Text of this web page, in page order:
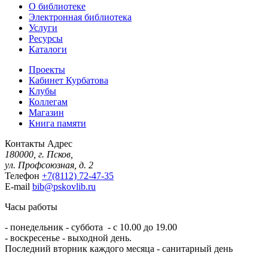
О библиотеке
Электронная библиотека
Услуги
Ресурсы
Каталоги
Проекты
Кабинет Курбатова
Клубы
Коллегам
Магазин
Книга памяти
Контакты Адрес
180000, г. Псков,
ул. Профсоюзная, д. 2
Телефон +7(8112) 72-47-35
E-mail bib@pskovlib.ru
Часы работы
- понедельник - суббота - с 10.00 до 19.00
- воскресенье - выходной день.
Последний вторник каждого месяца - санитарный день